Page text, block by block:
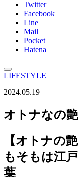
Twitter
Facebook
Line
Mail
Pocket
Hatena
LIFESTYLE
2024.05.19
オトナなの
【オトナの
もそもは江
葉